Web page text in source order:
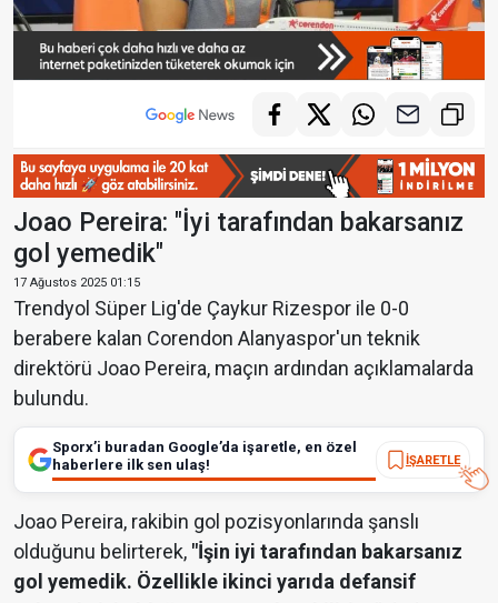
Joao Pereira: "İyi tarafından bakarsanız
gol yemedik"
17 Ağustos 2025 01:15
Trendyol Süper Lig'de Çaykur Rizespor ile 0-0
berabere kalan Corendon Alanyaspor'un teknik
direktörü Joao Pereira, maçın ardından açıklamalarda
bulundu.
Sporx’i buradan Google’da işaretle, en özel
haberlere ilk sen ulaş!
İŞARETLE
Joao Pereira, rakibin gol pozisyonlarında şanslı
olduğunu belirterek, "İşin iyi tarafından bakarsanız
gol yemedik. Özellikle ikinci yarıda defansif